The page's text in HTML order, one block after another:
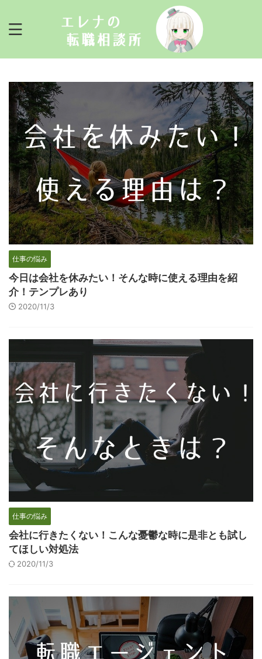
仕事の悩み
今日は会社を休みたい！そんな時に使える理由を紹
介！テンプレあり
2020/11/3
仕事の悩み
会社に行きたくない！こんな憂鬱な時に是非とも試し
てほしい対処法
2020/11/3